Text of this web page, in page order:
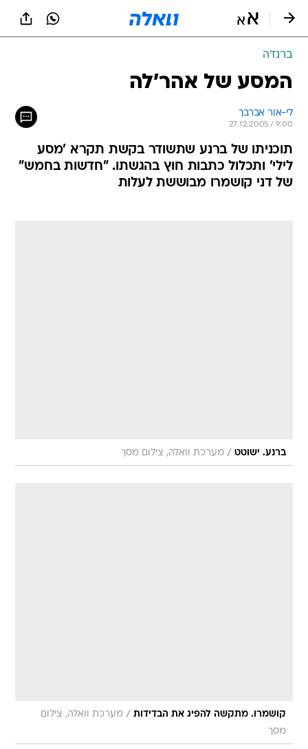
ברנז'ה
המסע של אהר'לה
לי-אור אברבך
27.12.2005 / 9:00
תוכניתו של ברנע שתשודר בקשת תקרא 'מסע
לילי' ותכלול כתבות חוץ בהגשתו. "חדשות בחמש"
של דני קושמרו מבוששת לעלות
ברנע. ישוטט / מערכת וואלה, צילום מסך
קושמרו. מתקשה להפיג את הבדידות / מערכת וואלה, צילום
מסך